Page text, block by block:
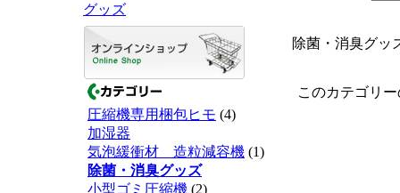
グッズ
圧縮機専用梱包ヒモ (4)
加湿器
気泡緩衝材 造粒減容機 (1)
除菌・消臭グッズ
小型ゴミ圧縮機 (2)
除菌・消臭グッ
このカテゴリ